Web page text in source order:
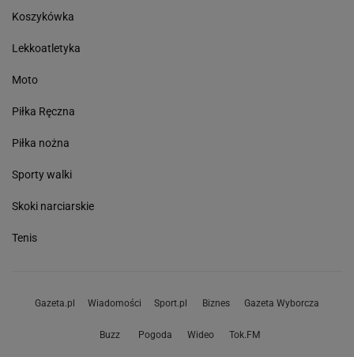
Koszykówka
Lekkoatletyka
Moto
Piłka Ręczna
Piłka nożna
Sporty walki
Skoki narciarskie
Tenis
Gazeta.pl Wiadomości Sport.pl Biznes Gazeta Wyborcza
Buzz Pogoda Wideo Tok.FM